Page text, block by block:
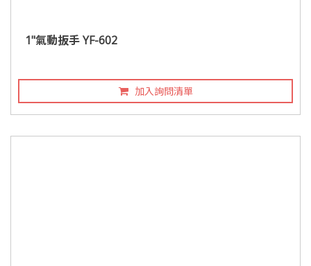
1"氣動扳手 YF-602
加入詢問清單